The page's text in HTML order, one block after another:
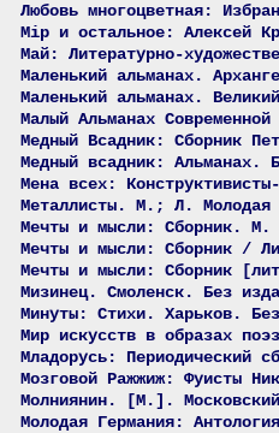
Любовь многоцветная:
Мiр и остальное: Алексей
Май: Литературно-
Маленький альманах.
Маленький альманах.
Малый Альманах
Медный Всадник: Сборник
Медный всадник:
Мена всех:
Металлисты. М.; Л. Молодая
Мечты и мысли: Сборник.
Мечты и мысли: Сборник /
Мечты и мысли: Сборник
Мизинец. Смоленск. Без
Минуты: Стихи. Харьков.
Мир искусств в образах
Младорусь: Периодический
Мозговой Ражжиж: Фуисты
Молниянин. [М.].
Молодая Германия: